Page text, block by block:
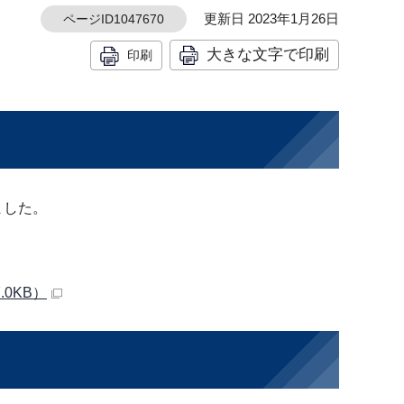
ページID1047670 更新日 2023年1月26日
印刷 大きな文字で印刷
た。
）